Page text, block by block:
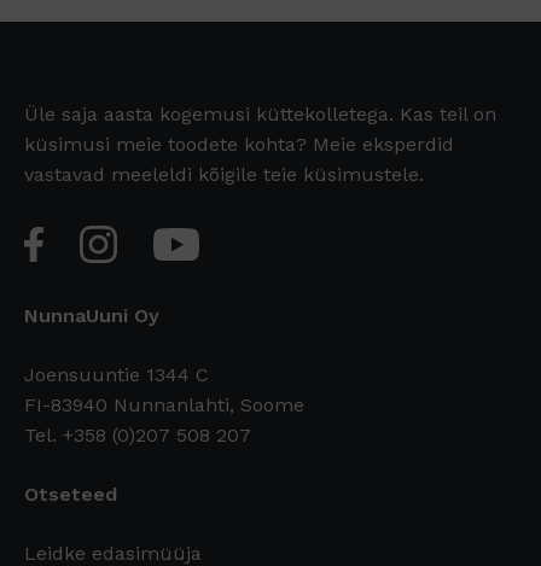
Üle saja aasta kogemusi küttekolletega. Kas teil on
küsimusi meie toodete kohta? Meie eksperdid
vastavad meeleldi kõigile teie küsimustele.
NunnaUuni Oy
Joensuuntie 1344 C
FI-83940 Nunnanlahti, Soome
Tel. +358 (0)207 508 207
Otseteed
Leidke edasimüüja